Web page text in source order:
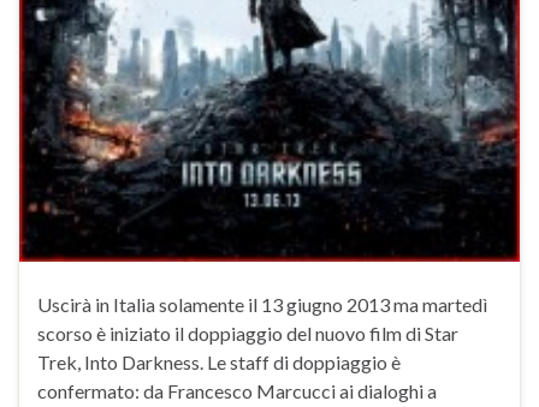
Uscirà in Italia solamente il 13 giugno 2013 ma martedì
scorso è iniziato il doppiaggio del nuovo film di Star
Trek, Into Darkness. Le staff di doppiaggio è
confermato: da Francesco Marcucci ai dialoghi a